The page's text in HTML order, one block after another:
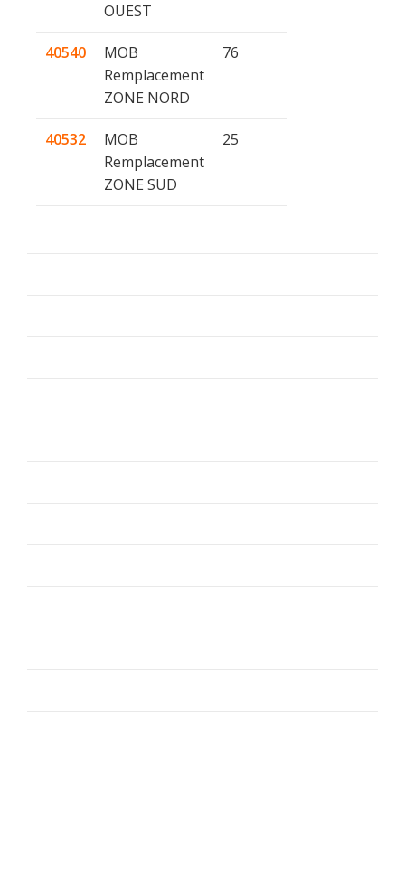
OUEST
40540
MOB
Remplacement
ZONE NORD
76
40532
MOB
Remplacement
ZONE SUD
25